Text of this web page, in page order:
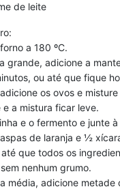
de leite
a 180 ºC.
grande, adicione a
ou até que fique
os ovos e
a mistura ficar leve.
e o fermento e junte à
de laranja e ½
que todos os
nenhum grumo.
média, adicione metade